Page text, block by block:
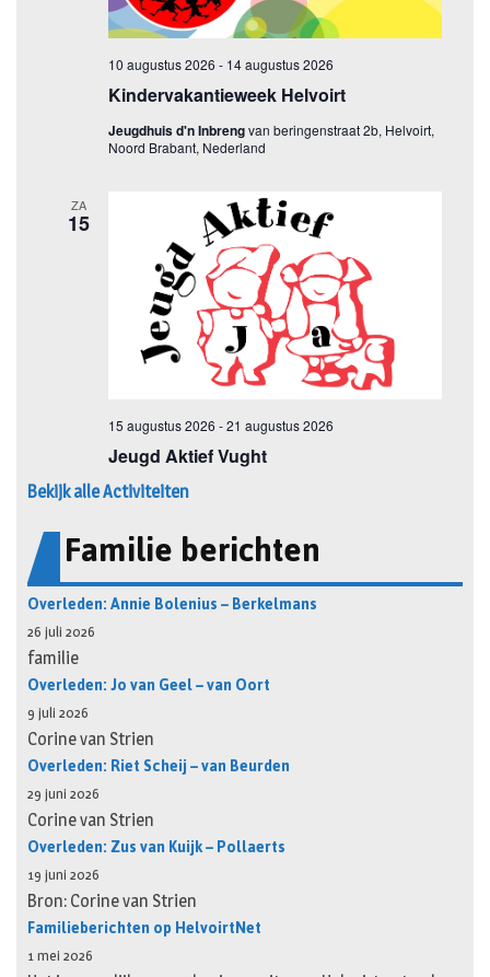
Bekijk alle Activiteiten
Familie berichten
Overleden: Annie Bolenius – Berkelmans
26 juli 2026
familie
Overleden: Jo van Geel – van Oort
9 juli 2026
Corine van Strien
Overleden: Riet Scheij – van Beurden
29 juni 2026
Corine van Strien
Overleden: Zus van Kuijk – Pollaerts
19 juni 2026
Bron: Corine van Strien
Familieberichten op HelvoirtNet
1 mei 2026